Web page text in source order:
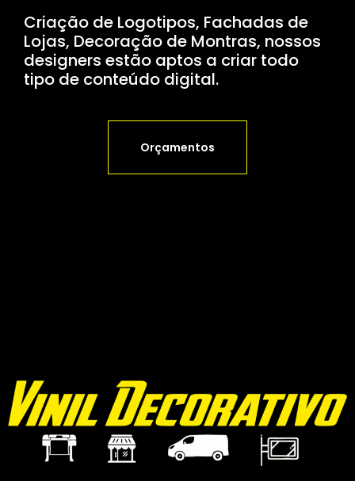
Criação de Logotipos, Fachadas de
Lojas, Decoração de Montras, nossos
designers estão aptos a criar todo
tipo de conteúdo digital.
Orçamentos